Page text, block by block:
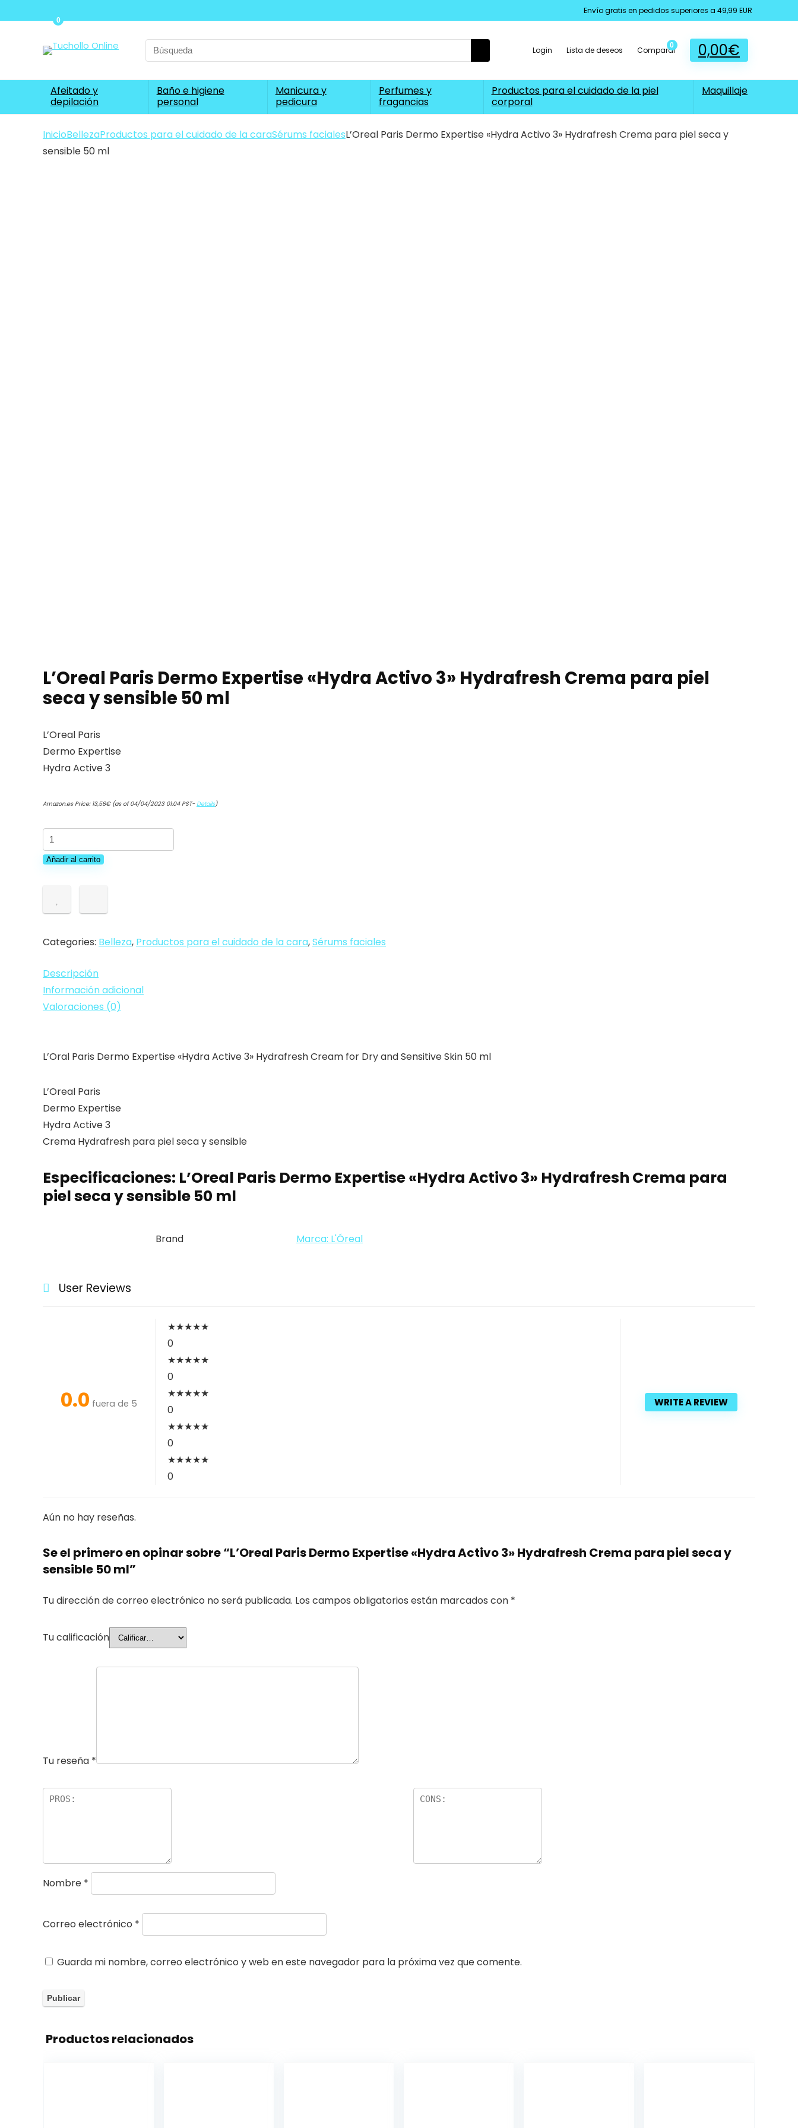
Envío gratis en pedidos superiores a 49,99 EUR
Search
for:
Login Lista de deseos 0
Comparar
0
0,00€
Afeitado y
depilación
Baño e higiene
personal
Manicura y
pedicura
Perfumes y
fragancias
Productos para el cuidado de la piel
corporal
Maquillaje
InicioBellezaProductos para el cuidado de la caraSérums facialesL’Oreal Paris Dermo Expertise «Hydra Activo 3» Hydrafresh Crema para piel seca y
sensible 50 ml
L’Oreal Paris Dermo Expertise «Hydra Activo 3» Hydrafresh Crema para piel
seca y sensible 50 ml
L’Oreal Paris
Dermo Expertise
Hydra Active 3
Amazon.es Price: 13,58€(as of 04/04/2023 01:04 PST-Details)
L'Oreal
Paris
Dermo
"Hydra
3"
Hydrafresh
Crema
para
piel
sensible
ml
cantidad
Añadir al carrito
Categories: Belleza, Productos para el cuidado de la cara,Sérums faciales
Descripción
Información adicional
Valoraciones (0)
L’Oral Paris Dermo Expertise «Hydra Active 3» Hydrafresh Cream for Dry and Sensitive Skin 50 ml
L’Oreal Paris
Dermo Expertise
Hydra Active 3
Crema Hydrafresh para piel seca y sensible
Especificaciones: L’Oreal Paris Dermo Expertise «Hydra Activo 3» Hydrafresh Crema para
piel seca y sensible 50 ml
Brand Marca: L'Óreal
User Reviews
0.0 fuera de 5
★★★★★
0
★★★★★
0
★★★★★
0
★★★★★
0
★★★★★
0
WRITE A REVIEW
Aún no hay reseñas.
Se el primero en opinar sobre “L’Oreal Paris Dermo Expertise «Hydra Activo 3» Hydrafresh Crema para piel seca y
sensible 50 ml”
Tu dirección de correo electrónico no será publicada. Los campos obligatorios están marcados con *
Tu calificación
Tu reseña *
Nombre *
Correo electrónico *
Guarda mi nombre, correo electrónico y web en este navegador para la próxima vez que comente.
Productos relacionados